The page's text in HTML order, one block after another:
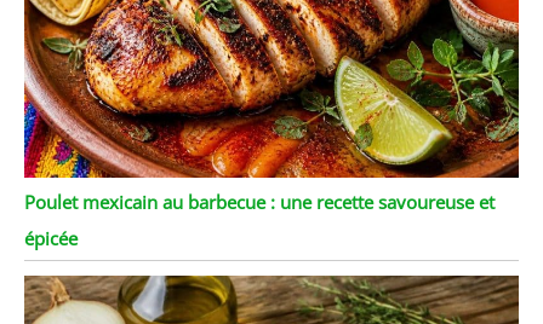
Poulet mexicain au barbecue : une recette savoureuse et
épicée